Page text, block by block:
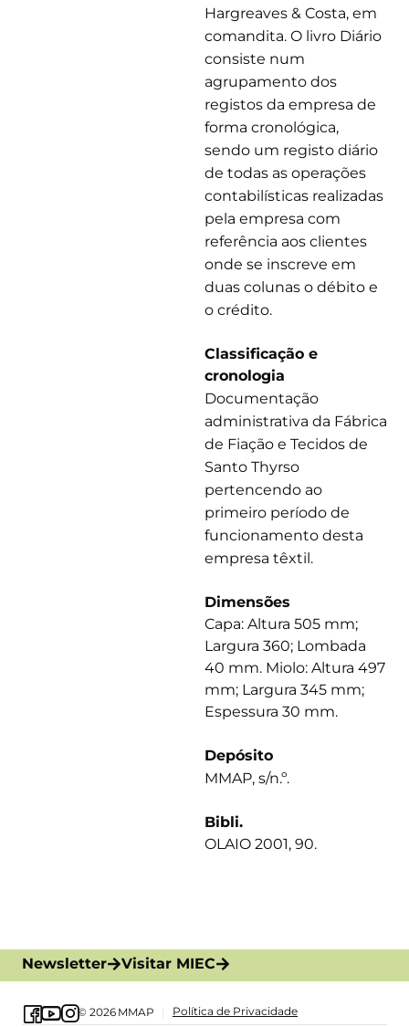
Hargreaves & Costa, em
comandita. O livro Diário
consiste num
agrupamento dos
registos da empresa de
forma cronológica,
sendo um registo diário
de todas as operações
contabilísticas realizadas
pela empresa com
referência aos clientes
onde se inscreve em
duas colunas o débito e
o crédito.
Classificação e
cronologia
Documentação
administrativa da Fábrica
de Fiação e Tecidos de
Santo Thyrso
pertencendo ao
primeiro período de
funcionamento desta
empresa têxtil.
Dimensões
Capa: Altura 505 mm;
Largura 360; Lombada
40 mm. Miolo: Altura 497
mm; Largura 345 mm;
Espessura 30 mm.
Depósito
MMAP, s/n.º.
Bibli.
OLAIO 2001, 90.
Newsletter Visitar MIEC
© 2026 MMAP Política de Privacidade